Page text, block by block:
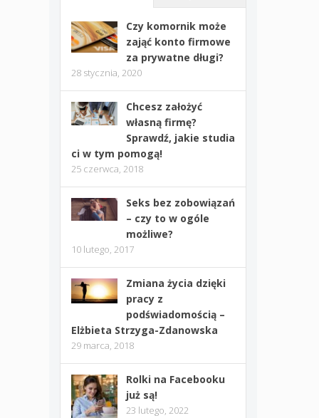
Czy komornik może
zająć konto firmowe
za prywatne długi?
28 stycznia, 2020
Chcesz założyć
własną firmę?
Sprawdź, jakie studia
ci w tym pomogą!
25 czerwca, 2018
Seks bez zobowiązań
– czy to w ogóle
możliwe?
10 lutego, 2017
Zmiana życia dzięki
pracy z
podświadomością –
Elżbieta Strzyga-Zdanowska
29 marca, 2018
Rolki na Facebooku
już są!
23 lutego, 2022